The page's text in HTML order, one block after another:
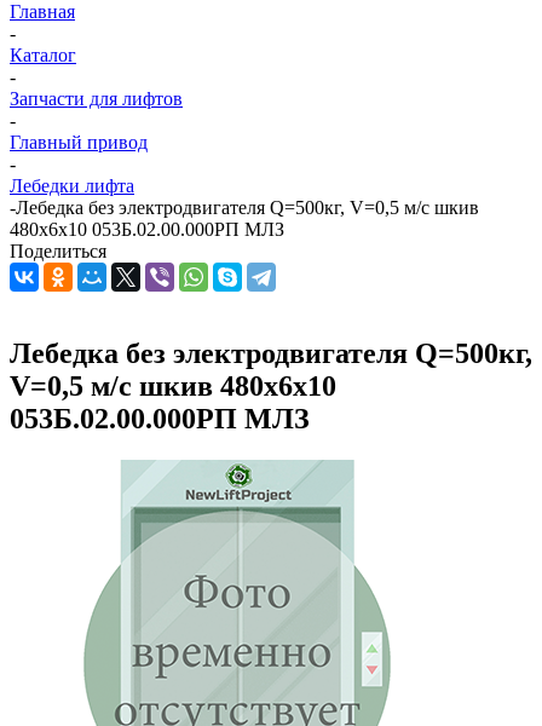
Главная
-
Каталог
-
Запчасти для лифтов
-
Главный привод
-
Лебедки лифта
-Лебедка без электродвигателя Q=500кг, V=0,5 м/с шкив
480х6х10 053Б.02.00.000РП МЛЗ
Поделиться
Лебедка без электродвигателя Q=500кг,
V=0,5 м/с шкив 480х6х10
053Б.02.00.000РП МЛЗ